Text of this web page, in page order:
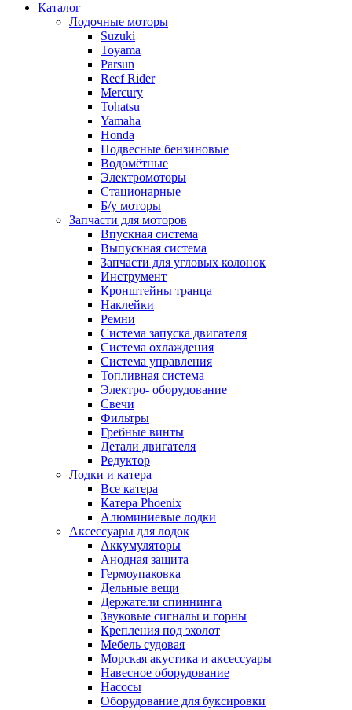
Каталог
Лодочные моторы
Suzuki
Toyama
Parsun
Reef Rider
Mercury
Tohatsu
Yamaha
Honda
Подвесные бензиновые
Водомётные
Электромоторы
Стационарные
Б/у моторы
Запчасти для моторов
Впускная система
Выпускная система
Запчасти для угловых колонок
Инструмент
Кронштейны транца
Наклейки
Ремни
Система запуска двигателя
Система охлаждения
Система управления
Топливная система
Электро- оборудование
Свечи
Фильтры
Гребные винты
Детали двигателя
Редуктор
Лодки и катера
Все катера
Катера Phoenix
Алюминиевые лодки
Аксессуары для лодок
Аккумуляторы
Анодная защита
Гермоупаковка
Дельные вещи
Держатели спиннинга
Звуковые сигналы и горны
Крепления под эхолот
Мебель судовая
Морская акустика и аксессуары
Навесное оборудование
Насосы
Оборудование для буксировки